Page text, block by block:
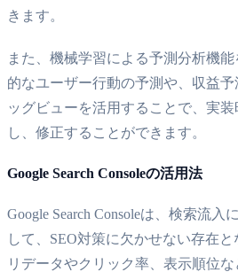
きます。
また、機械学習による予測分析機
的なユーザー行動の予測や、収益
ッグビューを活用することで、実
し、修正することができます。
Google Search Consoleの活用法
Google Search Consoleは、検索流入
して、SEO対策に欠かせない存在
リデータやクリック率、表示順位